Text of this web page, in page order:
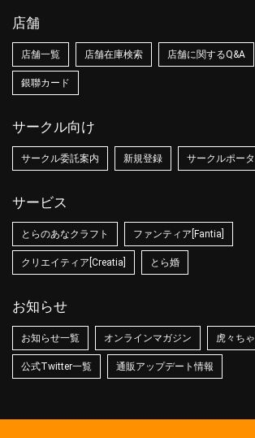
店舗
店舗一覧 店舗在庫検索 店舗に関するQ&A
銀聯カード
サークル向け
サークル委託案内 新規登録 サークルポー
サービス
とらのあなクラフト ファンティア[Fantia]
クリエイティア[Creatia] とら婚
お知らせ
お知らせ一覧 オンラインマガジン 虎々ち
公式Twitter一覧 通販アップデート情報